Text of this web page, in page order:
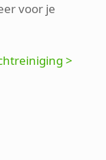
voor je
>